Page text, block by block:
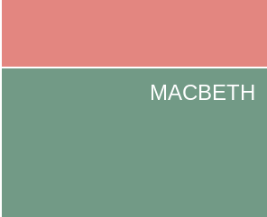
MACBETH